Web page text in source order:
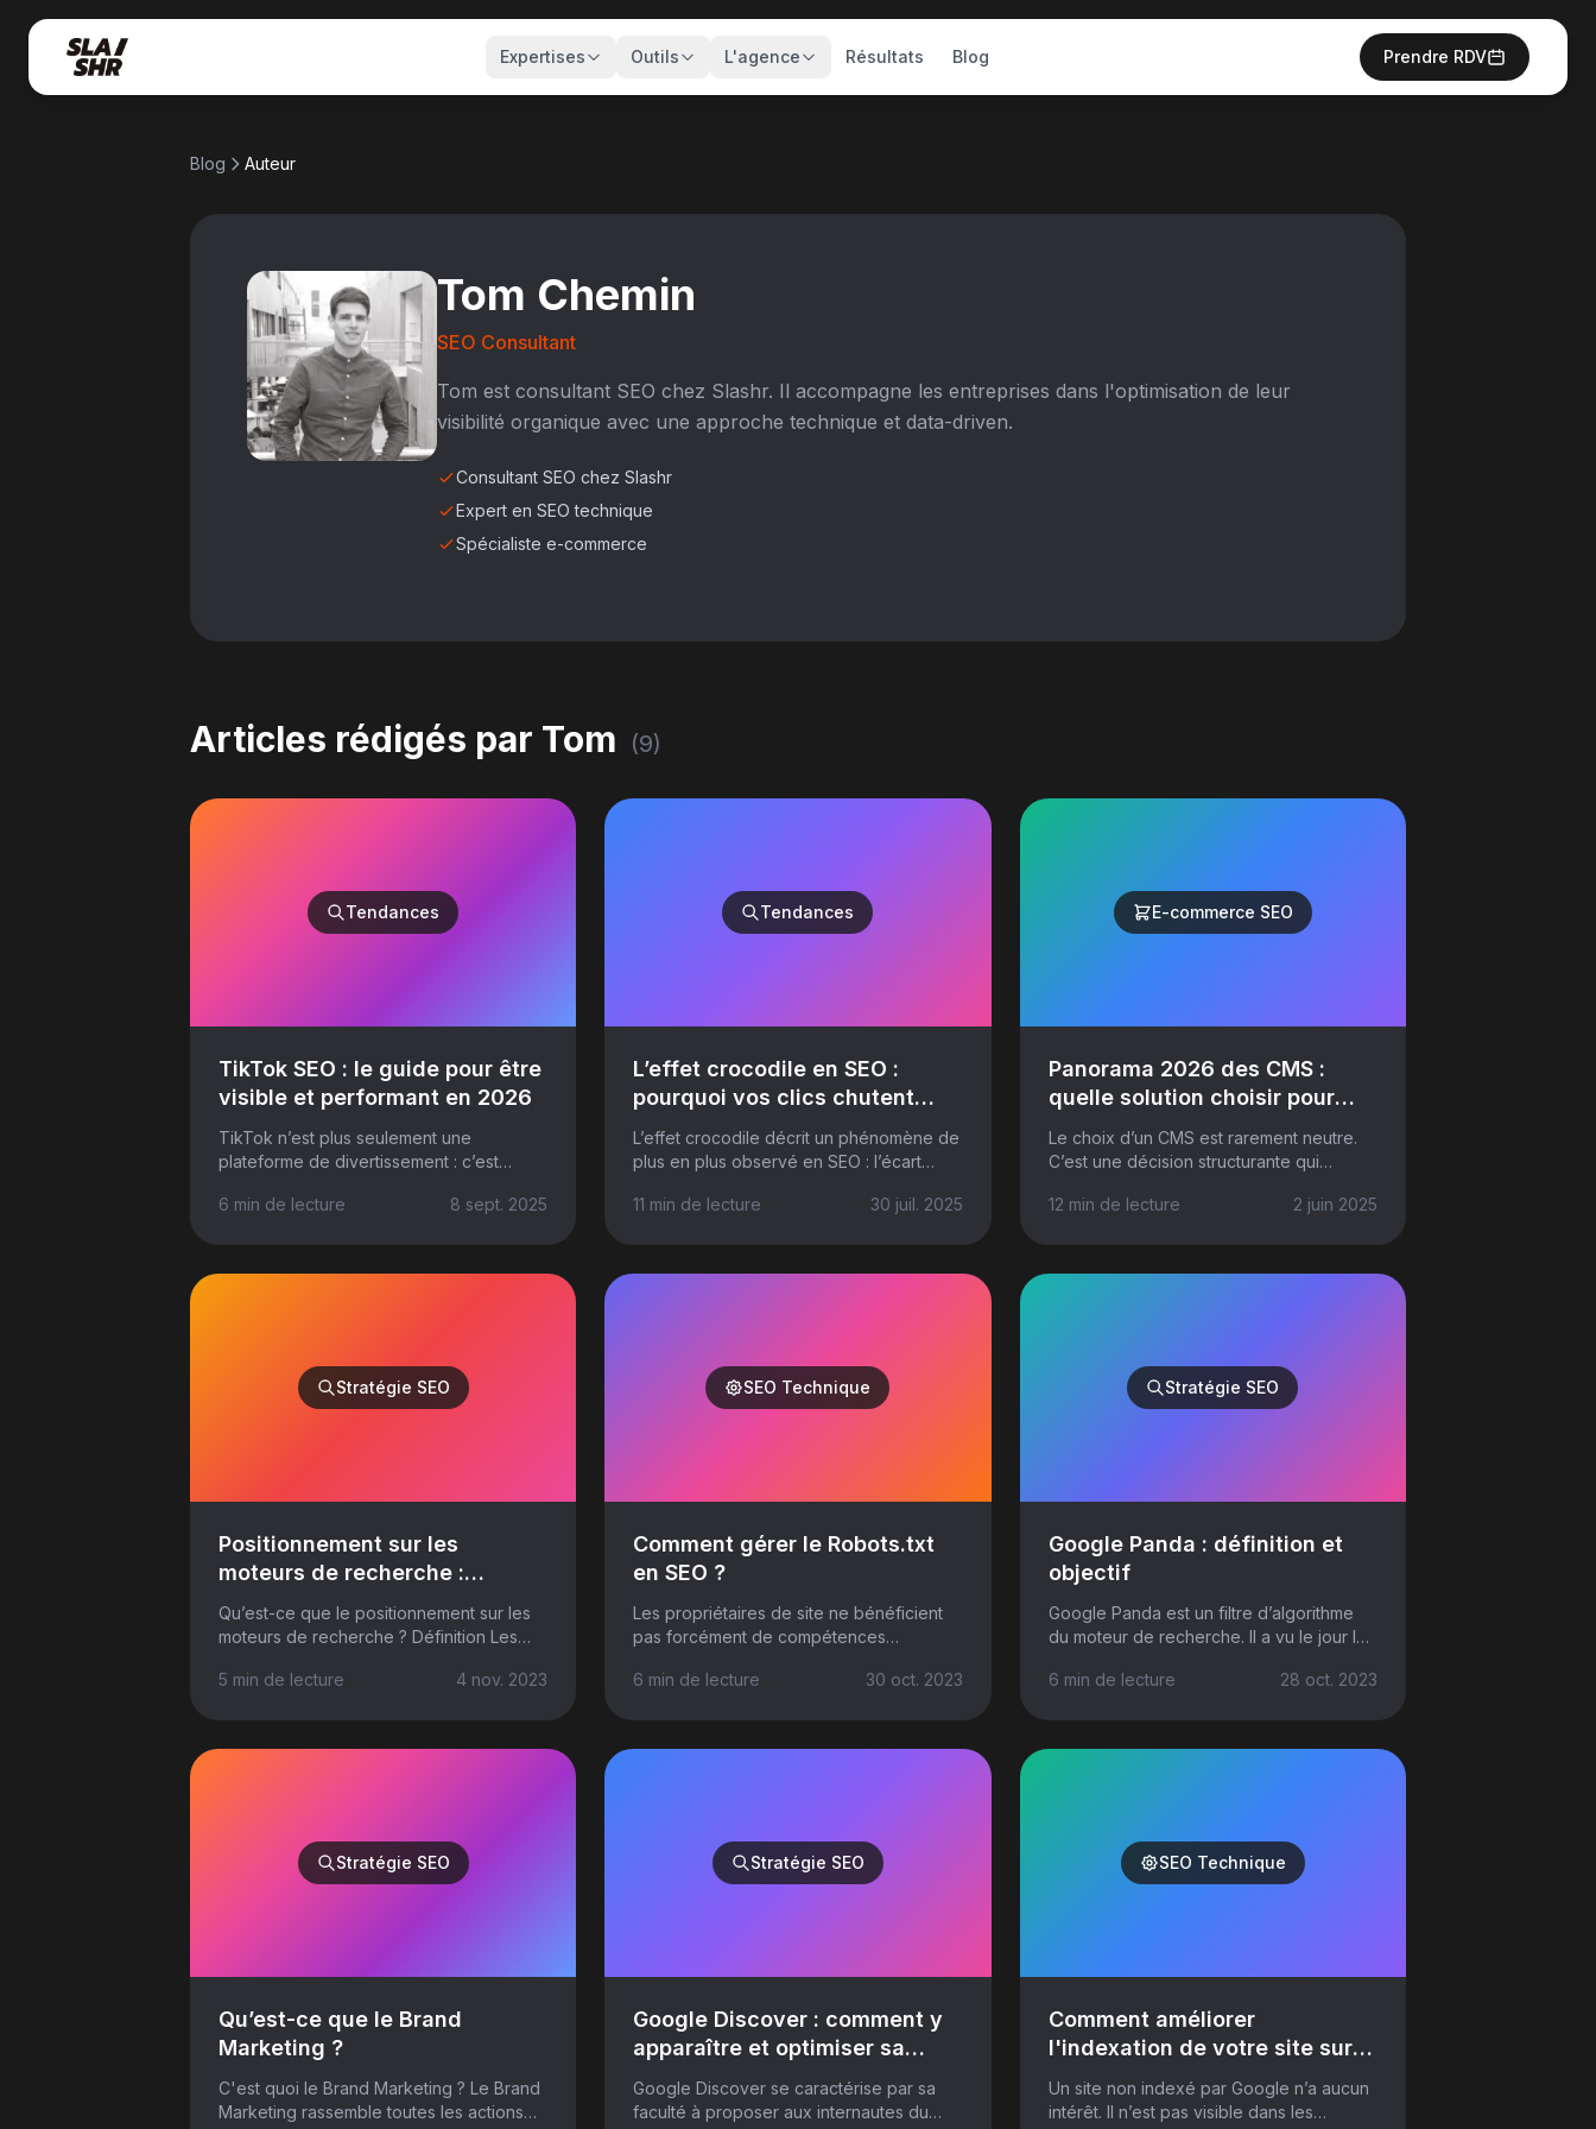
Expertises Outils L'agence Résultats Blog Prendre RDV
Blog Auteur
Tom Chemin
SEO Consultant
Tom est consultant SEO chez Slashr. Il accompagne les entreprises dans l'optimisation de leur
visibilité organique avec une approche technique et data-driven.
Consultant SEO chez Slashr
Expert en SEO technique
Spécialiste e-commerce
Articles rédigés par Tom (9)
Tendances
TikTok SEO : le guide pour être
visible et performant en 2026
TikTok n’est plus seulement une
plateforme de divertissement : c’est
recherche visuel. Chaque jour, des
6 min de lecture 8 sept. 2025
Tendances
L’effet crocodile en SEO :
pourquoi vos clics chutent
malgré une hausse des
impressions
L’effet crocodile décrit un phénomène de
plus en plus observé en SEO : l’écart
symbole d’une visibilité sans
11 min de lecture 30 juil. 2025
E-commerce SEO
Panorama 2026 des CMS :
quelle solution choisir pour
votre site web ?
Le choix d’un CMS est rarement neutre.
C’est une décision structurante qui
votre site que sa performance technique,
12 min de lecture 2 juin 2025
Stratégie SEO
Positionnement sur les
moteurs de recherche :
définition et outils
Qu’est-ce que le positionnement sur les
moteurs de recherche ? Définition Les
d’un mot-clé défini. Totalement
5 min de lecture 4 nov. 2023
SEO Technique
Comment gérer le Robots.txt
en SEO ?
Les propriétaires de site ne bénéficient
pas forcément de compétences
web. Leur priorité c’est de produire du
6 min de lecture 30 oct. 2023
Stratégie SEO
Google Panda : définition et
objectif
Google Panda est un filtre d’algorithme
du moteur de recherche. Il a vu le jour le
principal objectif ? Faire le tri dans l...
6 min de lecture 28 oct. 2023
Stratégie SEO
Qu’est-ce que le Brand
Marketing ?
C'est quoi le Brand Marketing ? Le Brand
Marketing rassemble toutes les actions
Stratégie SEO
Google Discover : comment y
apparaître et optimiser sa
visibilité
Google Discover se caractérise par sa
faculté à proposer aux internautes du
SEO Technique
Comment améliorer
l'indexation de votre site sur
Google
Un site non indexé par Google n’a aucun
intérêt. Il n’est pas visible dans les